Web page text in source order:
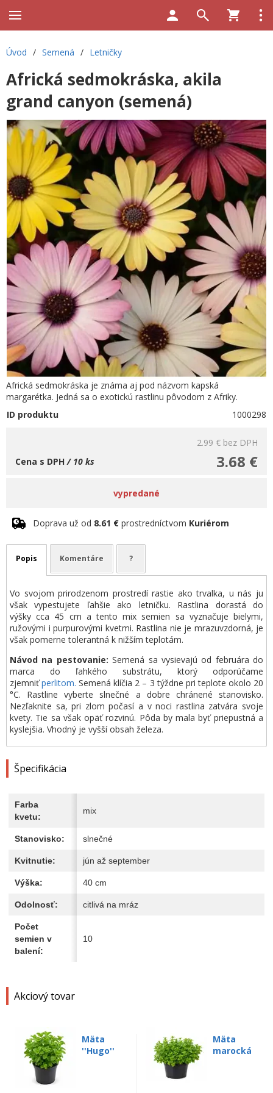
Akciový tovar
Mäta
''Hugo''
Mäta
marocká
Úvod / Semená / Letničky
Africká sedmokráska, akila
grand canyon (semená)
Africká sedmokráska je známa aj pod názvom kapská
margarétka. Jedná sa o exotickú rastlinu pôvodom z Afriky.
ID produktu
1000298
2.99 € bez DPH
3.68 €
Cena s DPH/ 10 ks
vypredané
Doprava už od 8.61 € prostredníctvom Kuriérom
Popis Komentáre ?
Vo svojom prirodzenom prostredí rastie ako trvalka, u nás ju
však vypestujete ľahšie ako letničku. Rastlina dorastá do
výšky cca 45 cm a tento mix semien sa vyznačuje bielymi,
ružovými i purpurovými kvetmi. Rastlina nie je mrazuvzdorná, je
však pomerne tolerantná k nižším teplotám.
Návod na pestovanie: Semená sa vysievajú od februára do
marca do ľahkého substrátu, ktorý odporúčame
zjemniťperlitom. Semená klíčia 2 – 3 týždne pri teplote okolo 20
°C. Rastline vyberte slnečné a dobre chránené stanovisko.
Nezľaknite sa, pri zlom počasí a v noci rastlina zatvára svoje
kvety. Tie sa však opäť rozvinú. Pôda by mala byť priepustná a
kyslejšia. Vhodný je vyšší obsah železa.
Špecifikácia
Farba
kvetu:
mix
Stanovisko: slnečné
Kvitnutie: jún až september
Výška: 40 cm
Odolnosť: citlivá na mráz
Počet
semien v
balení:
10